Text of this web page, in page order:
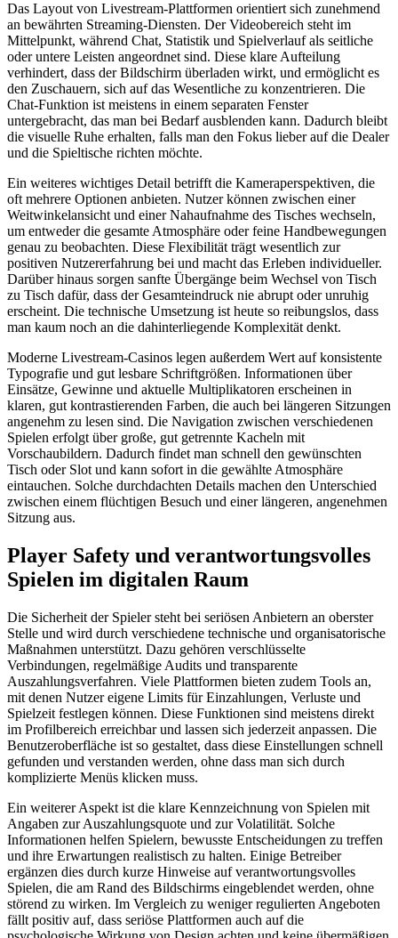
Das Layout von Livestream-Plattformen orientiert sich zunehmend
an bewährten Streaming-Diensten. Der Videobereich steht im
Mittelpunkt, während Chat, Statistik und Spielverlauf als seitliche
oder untere Leisten angeordnet sind. Diese klare Aufteilung
verhindert, dass der Bildschirm überladen wirkt, und ermöglicht es
den Zuschauern, sich auf das Wesentliche zu konzentrieren. Die
Chat-Funktion ist meistens in einem separaten Fenster
untergebracht, das man bei Bedarf ausblenden kann. Dadurch bleibt
die visuelle Ruhe erhalten, falls man den Fokus lieber auf die Dealer
und die Spieltische richten möchte.
Ein weiteres wichtiges Detail betrifft die Kameraperspektiven, die
oft mehrere Optionen anbieten. Nutzer können zwischen einer
Weitwinkelansicht und einer Nahaufnahme des Tisches wechseln,
um entweder die gesamte Atmosphäre oder feine Handbewegungen
genau zu beobachten. Diese Flexibilität trägt wesentlich zur
positiven Nutzererfahrung bei und macht das Erleben individueller.
Darüber hinaus sorgen sanfte Übergänge beim Wechsel von Tisch
zu Tisch dafür, dass der Gesamteindruck nie abrupt oder unruhig
erscheint. Die technische Umsetzung ist heute so reibungslos, dass
man kaum noch an die dahinterliegende Komplexität denkt.
Moderne Livestream-Casinos legen außerdem Wert auf konsistente
Typografie und gut lesbare Schriftgrößen. Informationen über
Einsätze, Gewinne und aktuelle Multiplikatoren erscheinen in
klaren, gut kontrastierenden Farben, die auch bei längeren Sitzungen
angenehm zu lesen sind. Die Navigation zwischen verschiedenen
Spielen erfolgt über große, gut getrennte Kacheln mit
Vorschaubildern. Dadurch findet man schnell den gewünschten
Tisch oder Slot und kann sofort in die gewählte Atmosphäre
eintauchen. Solche durchdachten Details machen den Unterschied
zwischen einem flüchtigen Besuch und einer längeren, angenehmen
Sitzung aus.
Player Safety und verantwortungsvolles
Spielen im digitalen Raum
Die Sicherheit der Spieler steht bei seriösen Anbietern an oberster
Stelle und wird durch verschiedene technische und organisatorische
Maßnahmen unterstützt. Dazu gehören verschlüsselte
Verbindungen, regelmäßige Audits und transparente
Auszahlungsverfahren. Viele Plattformen bieten zudem Tools an,
mit denen Nutzer eigene Limits für Einzahlungen, Verluste und
Spielzeit festlegen können. Diese Funktionen sind meistens direkt
im Profilbereich erreichbar und lassen sich jederzeit anpassen. Die
Benutzeroberfläche ist so gestaltet, dass diese Einstellungen schnell
gefunden und verstanden werden, ohne dass man sich durch
komplizierte Menüs klicken muss.
Ein weiterer Aspekt ist die klare Kennzeichnung von Spielen mit
Angaben zur Auszahlungsquote und zur Volatilität. Solche
Informationen helfen Spielern, bewusste Entscheidungen zu treffen
und ihre Erwartungen realistisch zu halten. Einige Betreiber
ergänzen dies durch kurze Hinweise auf verantwortungsvolles
Spielen, die am Rand des Bildschirms eingeblendet werden, ohne
störend zu wirken. Im Vergleich zu weniger regulierten Angeboten
fällt positiv auf, dass seriöse Plattformen auch auf die